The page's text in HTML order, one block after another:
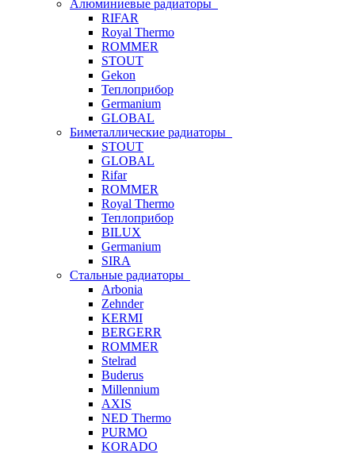
Алюминиевые радиаторы
RIFAR
Royal Thermo
ROMMER
STOUT
Gekon
Теплоприбор
Germanium
GLOBAL
Биметаллические радиаторы
STOUT
GLOBAL
Rifar
ROMMER
Royal Thermo
Теплоприбор
BILUX
Germanium
SIRA
Стальные радиаторы
Arbonia
Zehnder
KERMI
BERGERR
ROMMER
Stelrad
Buderus
Millennium
AXIS
NED Thermo
PURMO
KORADO